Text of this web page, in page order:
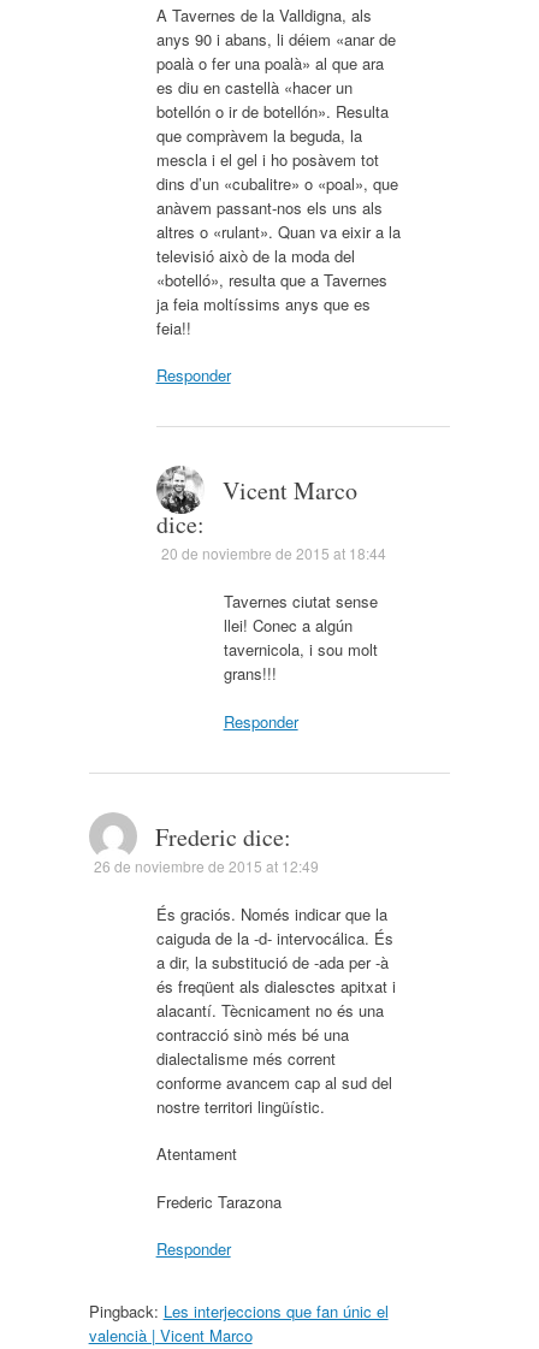
A Tavernes de la Valldigna, als
anys 90 i abans, li déiem «anar de
poalà o fer una poalà» al que ara
es diu en castellà «hacer un
botellón o ir de botellón». Resulta
que compràvem la beguda, la
mescla i el gel i ho posàvem tot
dins d’un «cubalitre» o «poal», que
anàvem passant-nos els uns als
altres o «rulant». Quan va eixir a la
televisió això de la moda del
«botelló», resulta que a Tavernes
ja feia moltíssims anys que es
feia!!
Responder
Vicent Marco
dice:
20 de noviembre de 2015 at 18:44
Tavernes ciutat sense
llei! Conec a algún
tavernicola, i sou molt
grans!!!
Responder
Frederic dice:
26 de noviembre de 2015 at 12:49
És graciós. Només indicar que la
caiguda de la -d- intervocálica. És
a dir, la substitució de -ada per -à
és freqüent als dialesctes apitxat i
alacantí. Tècnicament no és una
contracció sinò més bé una
dialectalisme més corrent
conforme avancem cap al sud del
nostre territori lingüístic.
Atentament
Frederic Tarazona
Responder
Pingback: Les interjeccions que fan únic el
valencià | Vicent Marco